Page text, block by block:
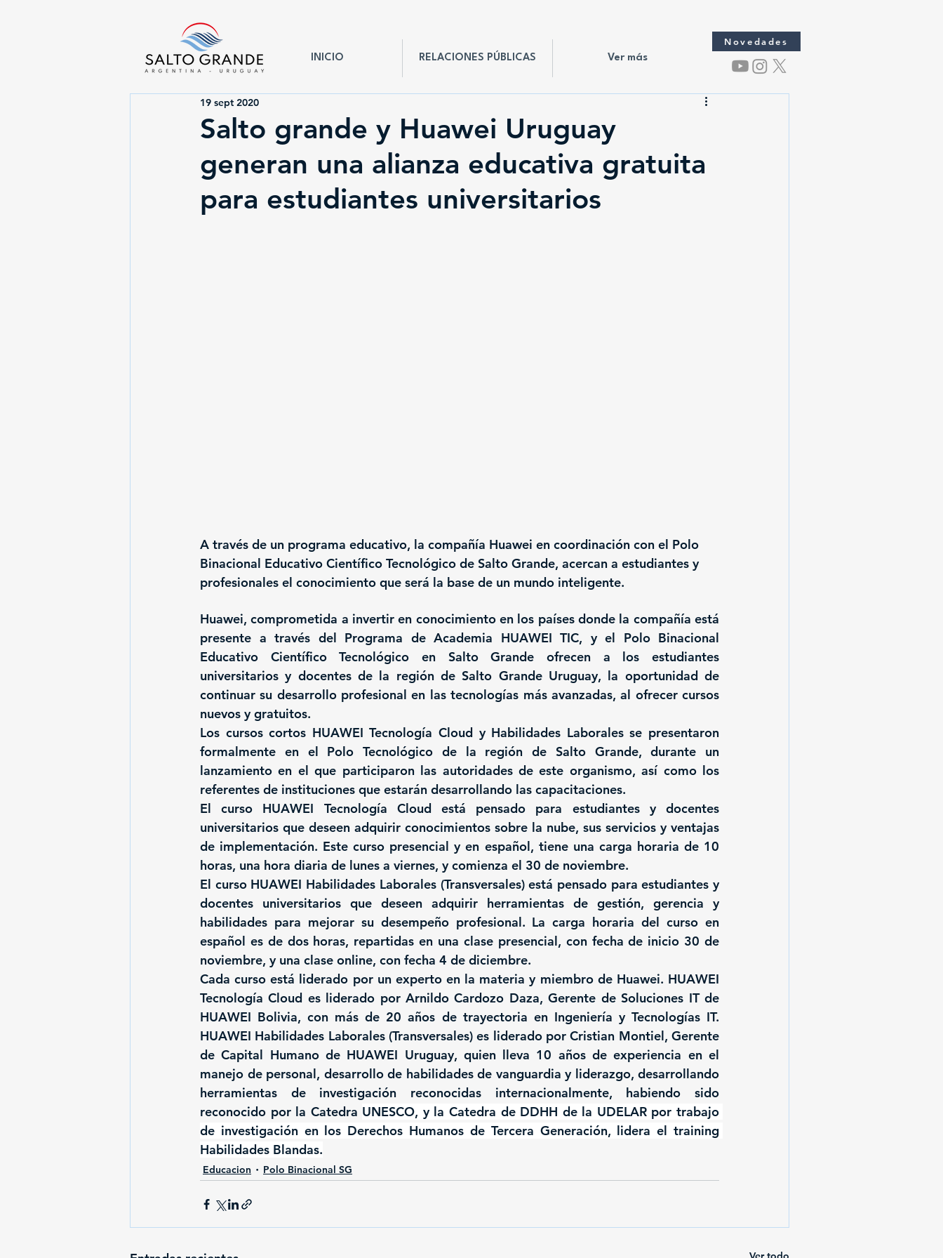
INICIO RELACIONES PÚBLICAS Ver más
Novedades
Salto grande y Huawei Uruguay
generan una alianza educativa gratuita
para estudiantes universitarios
19 sept 2020
A través de un programa educativo, la compañía Huawei en coordinación con el Polo
Binacional Educativo Científico Tecnológico de Salto Grande, acercan a estudiantes y
profesionales el conocimiento que será la base de un mundo inteligente.
Huawei, comprometida a invertir en conocimiento en los países donde la compañía está
presente a través del Programa de Academia HUAWEI TIC, y el Polo Binacional
Educativo Científico Tecnológico en Salto Grande ofrecen a los estudiantes
universitarios y docentes de la región de Salto Grande Uruguay, la oportunidad de
continuar su desarrollo profesional en las tecnologías más avanzadas, al ofrecer cursos
nuevos y gratuitos.
Los cursos cortos HUAWEI Tecnología Cloud y Habilidades Laborales se presentaron
formalmente en el Polo Tecnológico de la región de Salto Grande, durante un
lanzamiento en el que participaron las autoridades de este organismo, así como los
referentes de instituciones que estarán desarrollando las capacitaciones.
El curso HUAWEI Tecnología Cloud está pensado para estudiantes y docentes
universitarios que deseen adquirir conocimientos sobre la nube, sus servicios y ventajas
de implementación. Este curso presencial y en español, tiene una carga horaria de 10
horas, una hora diaria de lunes a viernes, y comienza el 30 de noviembre.
El curso HUAWEI Habilidades Laborales (Transversales) está pensado para estudiantes y
docentes universitarios que deseen adquirir herramientas de gestión, gerencia y
habilidades para mejorar su desempeño profesional. La carga horaria del curso en
español es de dos horas, repartidas en una clase presencial, con fecha de inicio 30 de
noviembre, y una clase online, con fecha 4 de diciembre.
Cada curso está liderado por un experto en la materia y miembro de Huawei. HUAWEI
Tecnología Cloud es liderado por Arnildo Cardozo Daza, Gerente de Soluciones IT de
HUAWEI Bolivia, con más de 20 años de trayectoria en Ingeniería y Tecnologías IT.
HUAWEI Habilidades Laborales (Transversales) es liderado por Cristian Montiel, Gerente
de Capital Humano de HUAWEI Uruguay, quien lleva 10 años de experiencia en el
manejo de personal, desarrollo de habilidades de vanguardia y liderazgo, desarrollando
herramientas de investigación reconocidas internacionalmente, habiendo sido
reconocido por la Catedra UNESCO, y la Catedra de DDHH de la UDELAR por trabajo
de investigación en los Derechos Humanos de Tercera Generación, lidera el training
Habilidades Blandas.
Educacion Polo Binacional SG